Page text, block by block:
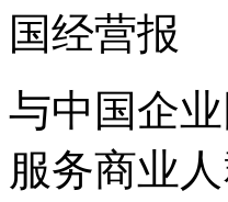
国经营报
与中国企
服务商业人